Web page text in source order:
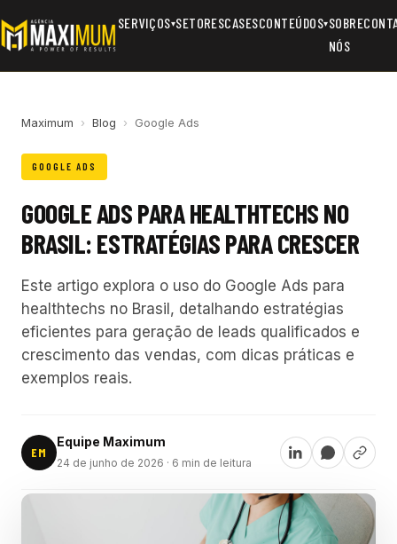
SERVIÇOS▾SETORESCASESCONTEÚDOS▾SOBRE
NÓS
Maximum › Blog › Google Ads
GOOGLE ADS
GOOGLE ADS PARA HEALTHTECHS NO
BRASIL: ESTRATÉGIAS PARA CRESCER
Este artigo explora o uso do Google Ads para
healthtechs no Brasil, detalhando estratégias
eficientes para geração de leads qualificados e
crescimento das vendas, com dicas práticas e
exemplos reais.
EM
Equipe Maximum
24 de junho de 2026 · 6 min de leitura